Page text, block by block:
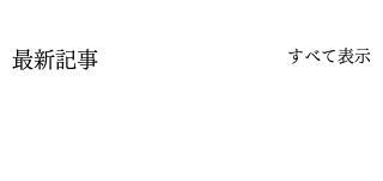
最新記事 すべて表示